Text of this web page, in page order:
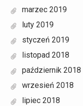
marzec 2019
luty 2019
styczeń 2019
listopad 2018
październik 2018
wrzesień 2018
lipiec 2018